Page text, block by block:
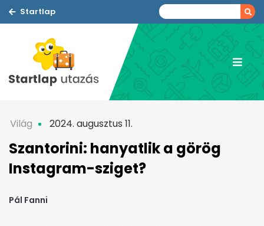
Startlap
Világ 2024. augusztus 11.
Szantorini: hanyatlik a görög
Instagram-sziget?
Pál Fanni